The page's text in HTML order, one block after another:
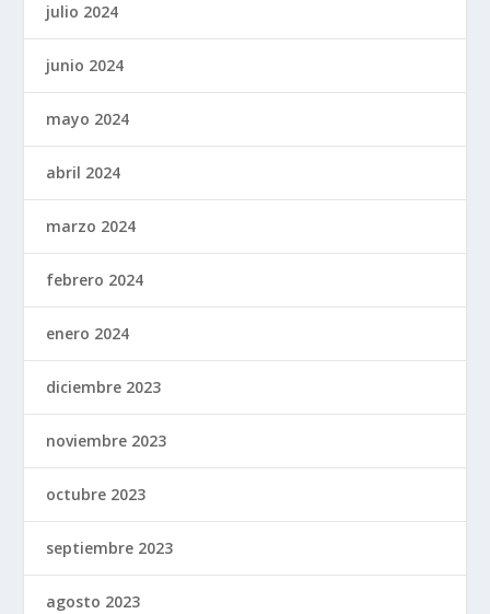
julio 2024
junio 2024
mayo 2024
abril 2024
marzo 2024
febrero 2024
enero 2024
diciembre 2023
noviembre 2023
octubre 2023
septiembre 2023
agosto 2023